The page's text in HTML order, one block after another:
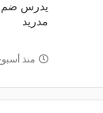
يدرس ضم
مدريد
منذ